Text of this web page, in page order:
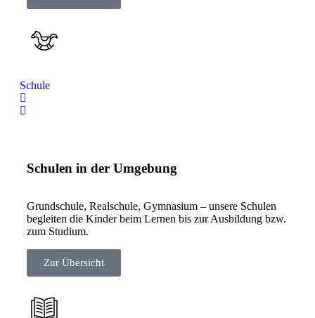
Schule
Schulen in der Umgebung
Grundschule, Realschule, Gymnasium – unsere Schulen
begleiten die Kinder beim Lernen bis zur Ausbildung bzw.
zum Studium.
Zur Übersicht